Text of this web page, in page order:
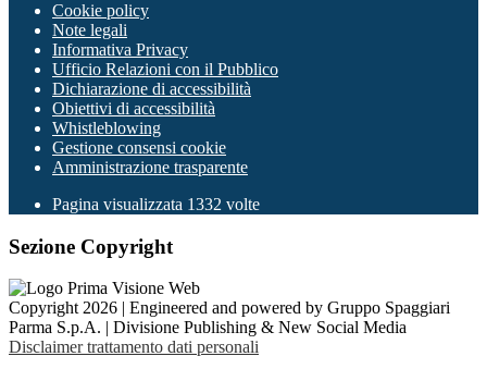
Cookie policy
Note legali
Informativa Privacy
Ufficio Relazioni con il Pubblico
Dichiarazione di accessibilità
Obiettivi di accessibilità
Whistleblowing
Gestione consensi cookie
Amministrazione trasparente
Pagina visualizzata 1332 volte
Sezione Copyright
Copyright 2026 | Engineered and powered by Gruppo Spaggiari
Parma S.p.A. | Divisione Publishing & New Social Media
Disclaimer trattamento dati personali